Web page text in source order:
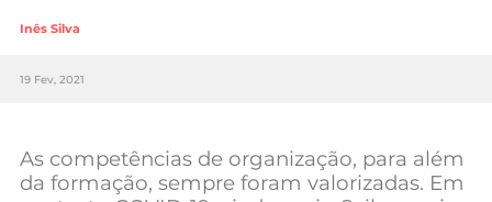
Lifestyle
Sociedade
Negócios
Inês Silva
19 Fev, 2021
As competências de organização, para além
da formação, sempre foram valorizadas. Em